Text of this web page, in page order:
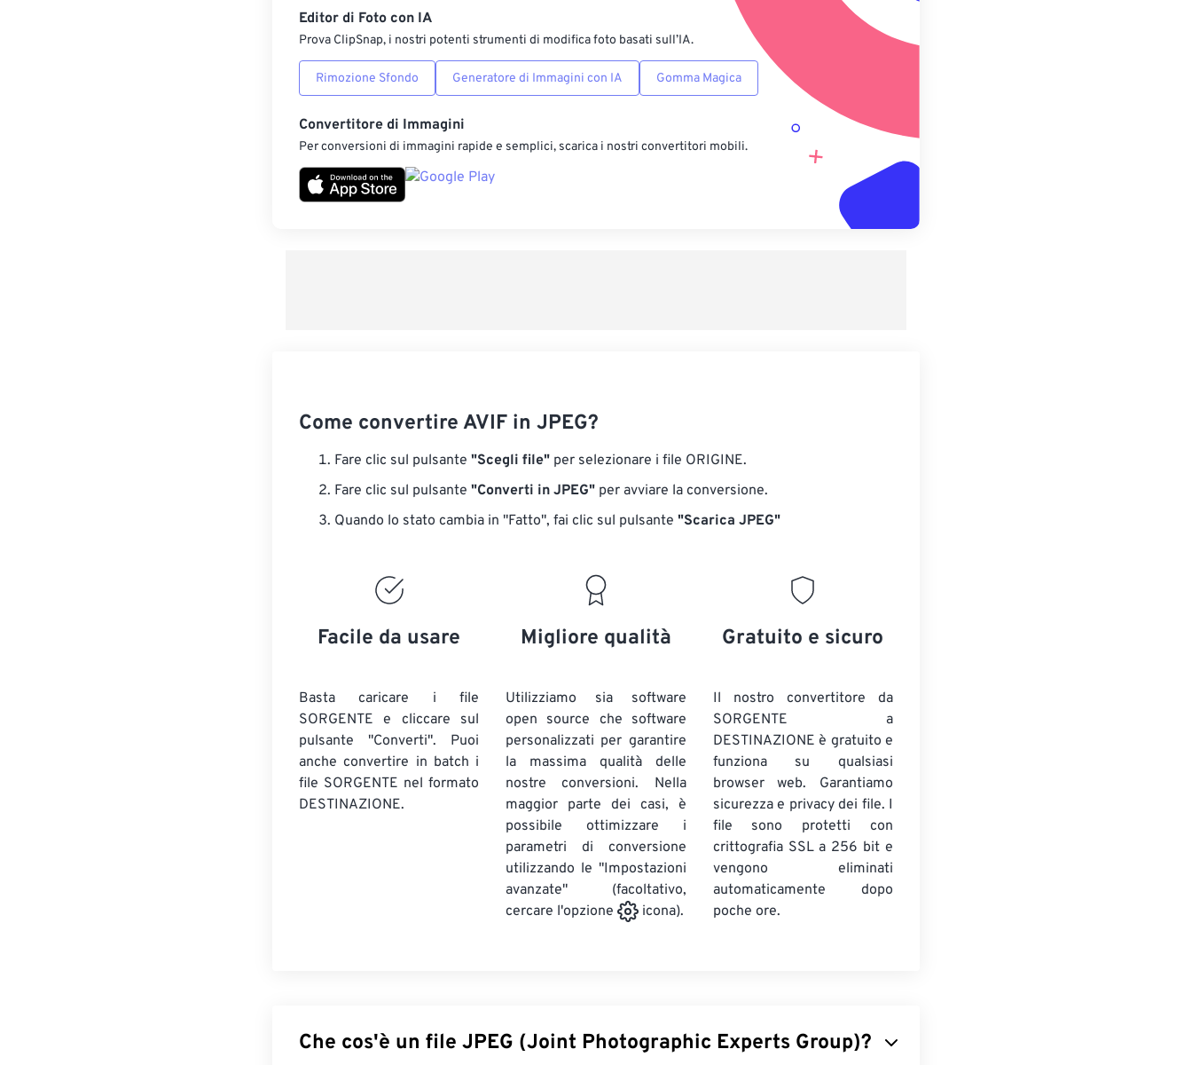
Editor di Foto con IA
Prova ClipSnap, i nostri potenti strumenti di modifica foto basati sull’IA.
Rimozione Sfondo Generatore di Immagini con IA Gomma Magica
Convertitore di Immagini
Per conversioni di immagini rapide e semplici, scarica i nostri convertitori mobili.
Come convertire AVIF in JPEG?
Fare clic sul pulsante "Scegli file" per selezionare i file ORIGINE.
Fare clic sul pulsante "Converti in JPEG" per avviare la conversione.
Quando lo stato cambia in "Fatto", fai clic sul pulsante "Scarica JPEG"
Facile da usare
Basta caricare i file
SORGENTE e cliccare sul
pulsante "Converti". Puoi
anche convertire in batch i
file SORGENTE nel formato
DESTINAZIONE.
Migliore qualità
Utilizziamo sia software
open source che software
personalizzati per garantire
la massima qualità delle
nostre conversioni. Nella
maggior parte dei casi, è
possibile ottimizzare i
parametri di conversione
utilizzando le "Impostazioni
avanzate" (facoltativo,
cercare l'opzione
icona).
Gratuito e sicuro
Il nostro convertitore da
SORGENTE a
DESTINAZIONE è gratuito e
funziona su qualsiasi
browser web. Garantiamo
sicurezza e privacy dei file. I
file sono protetti con
crittografia SSL a 256 bit e
vengono eliminati
automaticamente dopo
poche ore.
Che cos'è un file JPEG (Joint Photographic Experts Group)?